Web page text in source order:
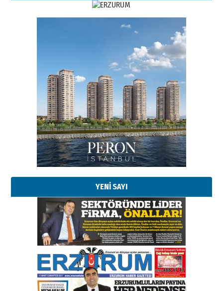
YENİ SAYI
Esat BİNDESEN
TRT’NİN BÖLGEYE AÇILAN SESİ
09 Ağustos 2026 Pazar
Kadir SABUNCUOĞLU
Erzurumspor’un köşe taşları
29 Haziran 2026 Pazartesi
Kenan GÜLERCİ
Murat Şahsuvaroğlu ERKON’da
çıtayı yukarı taşırken,
yönetimdekiler aşağı
çekmemeli!
17 Şubat 2026 SalıOrhan BOZKURT
Bir fotoğraf, bir şehir, bir
gazeteci… Dizginler kimin
elinde?
31 Mart 2026 Salı
A. Berhan Yılmaz